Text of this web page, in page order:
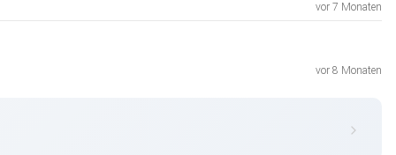
vor 7 Monaten
vor 8 Monaten